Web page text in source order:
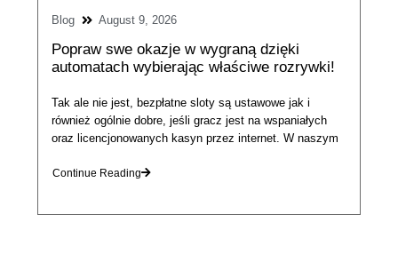
Blog August 9, 2026
Popraw swe okazje w wygraną dzięki
automatach wybierając właściwe rozrywki!
Tak ale nie jest, bezpłatne sloty są ustawowe jak i
również ogólnie dobre, jeśli gracz jest na wspaniałych
oraz licencjonowanych kasyn przez internet. W naszym
Continue Reading